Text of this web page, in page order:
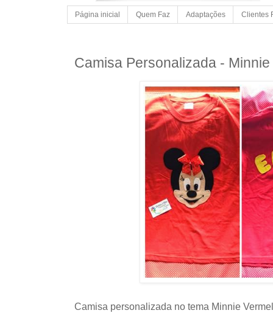
Página inicial Quem Faz Adaptações Clientes
Camisa Personalizada -
Camisa personalizada no tema Minnie